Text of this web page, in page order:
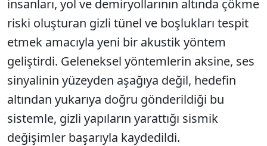
insanları, yol ve demiryollarının altında çökme
riski oluşturan gizli tünel ve boşlukları tespit
etmek amacıyla yeni bir akustik yöntem
geliştirdi. Geleneksel yöntemlerin aksine, ses
sinyalinin yüzeyden aşağıya değil, hedefin
altından yukarıya doğru gönderildiği bu
sistemle, gizli yapıların yarattığı sismik
değişimler başarıyla kaydedildi.